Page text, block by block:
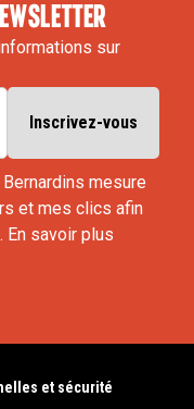
sur
mesure
et mes clics afin
En savoir plus
et sécurité